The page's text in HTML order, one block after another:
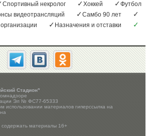
Спортивный некролог Хоккей
Футбол
видеотрансляций
Самбо 90 лет
Назначения и отставки
Стадион"
Эл № ФС77-65333
использовании материалов гиперссылка на
материалы 16+